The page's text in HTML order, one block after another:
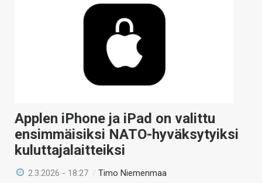
Applen iPhone ja iPad on valittu
ensimmäisiksi NATO-hyväksytyiksi
kuluttajalaitteiksi
2.3.2026 - 18:27 /Timo Niemenmaa